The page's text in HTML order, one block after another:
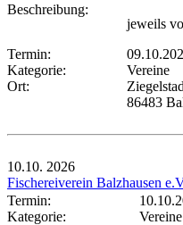
Beschreibung:
jeweils
Termin:
Kategorie:
Vereine
Ort:
86483
10.10. 2026
Fischereiverein Balzhausen
Termin:
Kategorie:
Vereine